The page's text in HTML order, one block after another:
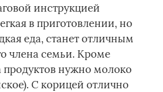
инструкцией
в приготовлении, но
еда, станет отличным
члена семьи. Кроме
продуктов нужно молоко
С корицей отлично